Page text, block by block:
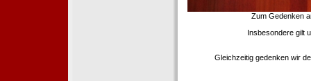
Zum Gedenken
Insbesondere gilt
Gleichzeitig gedenken wir